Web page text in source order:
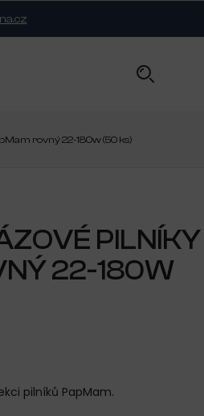
KONTAKT
rovný 22-180w (50 ks)
PILNÍKY
22-180W
pilníků PapMam.